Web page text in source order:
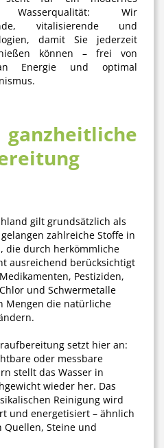
Wir
vitalisierende und
damit Sie jederzeit
können – frei von
Energie und optimal
gilt grundsätzlich als
zahlreiche Stoffe in
die durch herkömmliche
ausreichend berücksichtigt
Pestiziden,
und Schwermetalle
Mengen die natürliche
setzt hier an:
oder messbare
stellt das Wasser in
wieder her. Das
Reinigung wird
und energetisiert – ähnlich
Steine und